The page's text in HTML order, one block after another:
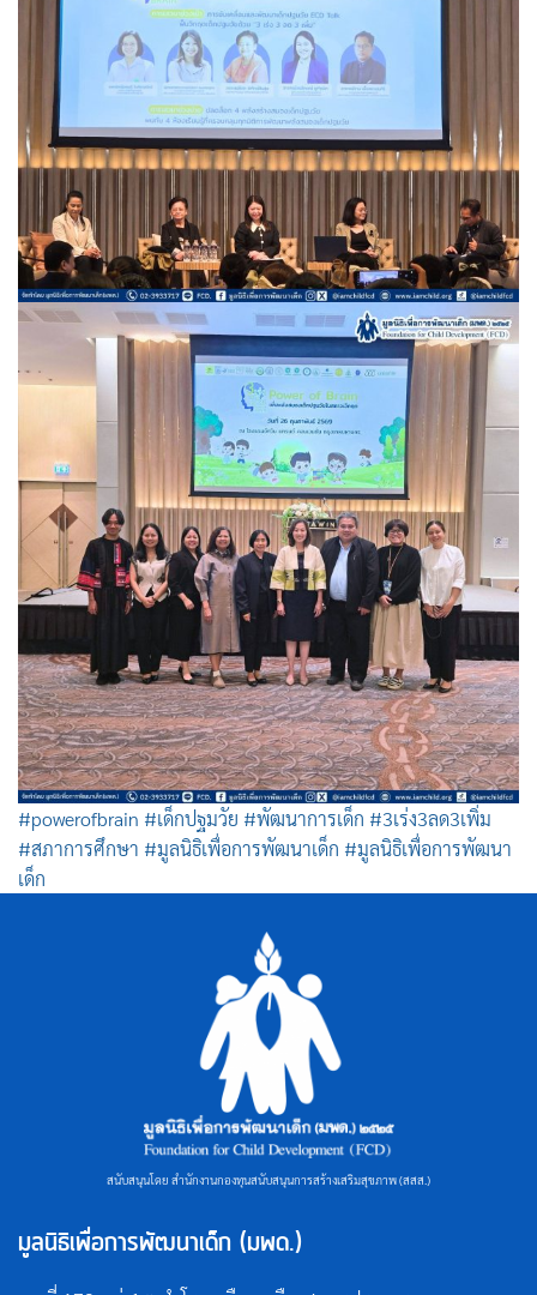
#powerofbrain #เด็กปฐมวัย #พัฒนาการเด็ก #3เร่ง3ลด3เพิ่ม
#สภาการศึกษา #มูลนิธิเพื่อการพัฒนาเด็ก #มูลนิธิเพื่อการพัฒนา
เด็ก
สนับสนุนโดย สำนักงานกองทุนสนับสนุนการสร้างเสริมสุขภาพ (สสส.)
มูลนิธิเพื่อการพัฒนาเด็ก (มพด.)